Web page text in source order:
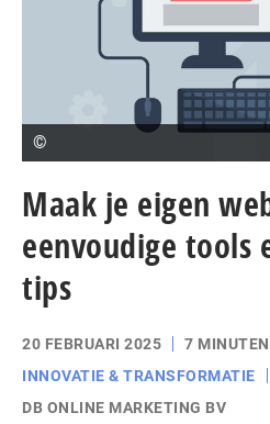
©
Maak je eigen
eenvoudige tools
tips
20 FEBRUARI 2025
7
INNOVATIE & TRANSFORMATIE
DB ONLINE MARKETING BV